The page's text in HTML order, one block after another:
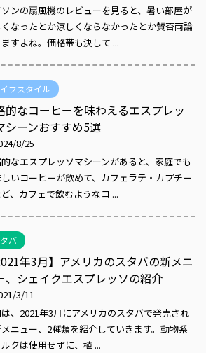
ンの扇風機のレビューを見ると、暑い部屋が
なったとか涼しくならなかったとか賛否両論
すよね。価格帯も決して ...
フスタイル
的なコーヒーを味わえるエスプレッ
シーンおすすめ5選
8/25
なエスプレッソマシーンがあると、家庭でも
いコーヒーが飲めて、カフェラテ・カプチー
、カフェで飲むようなコ ...
バ
年3月】アメリカのスタバの新メニ
、シェイクエスプレッソの紹介
3/11
、2021年3月にアメリカのスタバで発売され
ニュー、2種類を紹介していきます。動物系
クは使用せずに、植 ...